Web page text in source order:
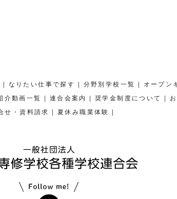
| なりたい仕事で探す | 分野別学校一覧 | オープン
介動画一覧 | 連合会案内 | 奨学金制度について |
せ・資料請求 | 夏休み職業体験 |